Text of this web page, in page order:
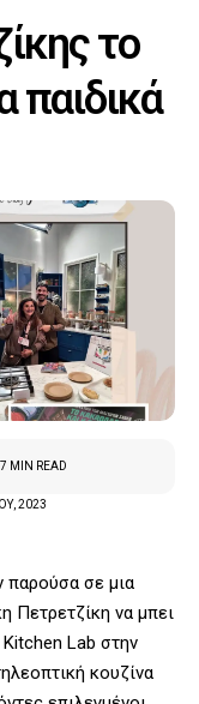
το
παιδικά
2023
7 MIN READ
σε μια
Πετρετζίκη να μπει
Lab στην
κουζίνα